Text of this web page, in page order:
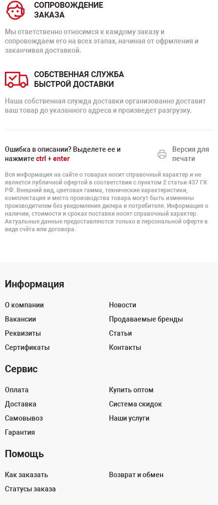
СОПРОВОЖДЕНИЕ
ЗАКАЗА
Мы ответственно относимся к каждому заказу и
сопровождаем его на всех этапах, начиная от офрмления и
заканчивая доставкой.
СОБСТВЕННАЯ СЛУЖБА
БЫСТРОЙ ДОСТАВКИ
Наша собственная служда доставки организованно доставит
ваш товар до указанного адреса и произведет разгрузку.
Ошибка в описании? Выделете ее и
нажмите ctrl +enter
Версия для
печати
Вся информация на сайте о товарах носит справочный характер и не
является публичной офертой в соответствии с пунктом 2 статьи 437 ГК
РФ. Внешний вид, цветовая гамма, технические характеристики,
комплектация и место производства товара могут быть изменены
производителем без уведомления дилера и потребителя. Информация о
наличии, стоимости и сроках поставки носят справочный характер.
Актуальные данные предоставляются только в персональной оферте в
виде счёта или договора.
Информация
О компании
Вакансии
Реквизиты
Сертификаты
Новости
Продаваемые бренды
Статьи
Контакты
Сервис
Оплата
Доставка
Самовывоз
Гарантия
Купить оптом
Система скидок
Наши услуги
Помощь
Как заказать
Статусы заказа
Возврат и обмен